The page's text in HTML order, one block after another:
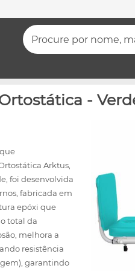
Procure por nome,
-
Arktus,
foi desenvolvida
fabricada em
epóxi que
total da
melhora a
resistência
garantindo